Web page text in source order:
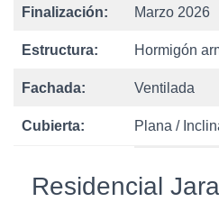
Finalización: Marzo 2026
Estructura: Hormigón
Fachada: Ventilada
Cubierta: Plana /
Residencial